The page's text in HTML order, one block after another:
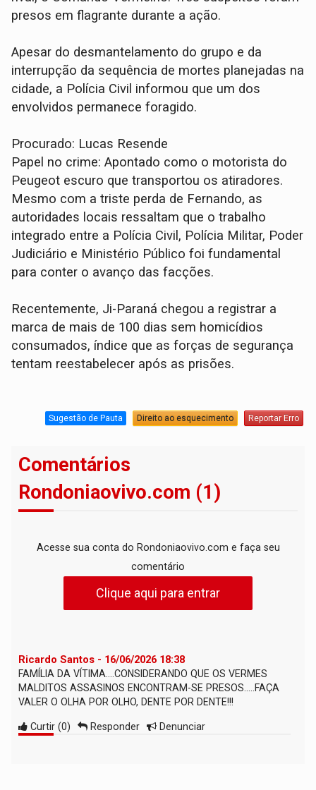
presos em flagrante durante a ação.
​Apesar do desmantelamento do grupo e da
interrupção da sequência de mortes planejadas na
cidade, a Polícia Civil informou que um dos
envolvidos permanece foragido.
​Procurado: Lucas Resende
​Papel no crime: Apontado como o motorista do
Peugeot escuro que transportou os atiradores.
​Mesmo com a triste perda de Fernando, as
autoridades locais ressaltam que o trabalho
integrado entre a Polícia Civil, Polícia Militar, Poder
Judiciário e Ministério Público foi fundamental
para conter o avanço das facções.
Recentemente, Ji-Paraná chegou a registrar a
marca de mais de 100 dias sem homicídios
consumados, índice que as forças de segurança
tentam reestabelecer após as prisões.
Sugestão de Pauta Direito ao esquecimento Reportar Erro
Comentários
Rondoniaovivo.com (1)
Acesse sua conta do Rondoniaovivo.com e faça seu
comentário
Clique aqui para entrar
Ricardo Santos - 16/06/2026 18:38
FAMÍLIA DA VÍTIMA....CONSIDERANDO QUE OS VERMES
MALDITOS ASSASINOS ENCONTRAM-SE PRESOS.....FAÇA
VALER O OLHA POR OLHO, DENTE POR DENTE!!!
Curtir (0) Responder Denunciar